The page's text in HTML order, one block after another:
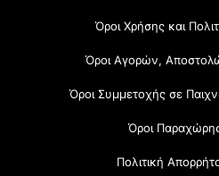
Όροι Χρήσης και
Όροι Αγορών,
Όροι Συμμετοχής σε
Όροι
Πολιτική